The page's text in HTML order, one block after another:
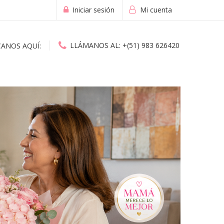
Mi cuenta
Iniciar sesión
AQUÍ: LLÁMANOS AL: +(51) 983 626420